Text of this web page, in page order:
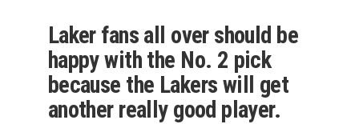
Laker fans all over should be
happy with the No. 2 pick
because the Lakers will get
another really good player.